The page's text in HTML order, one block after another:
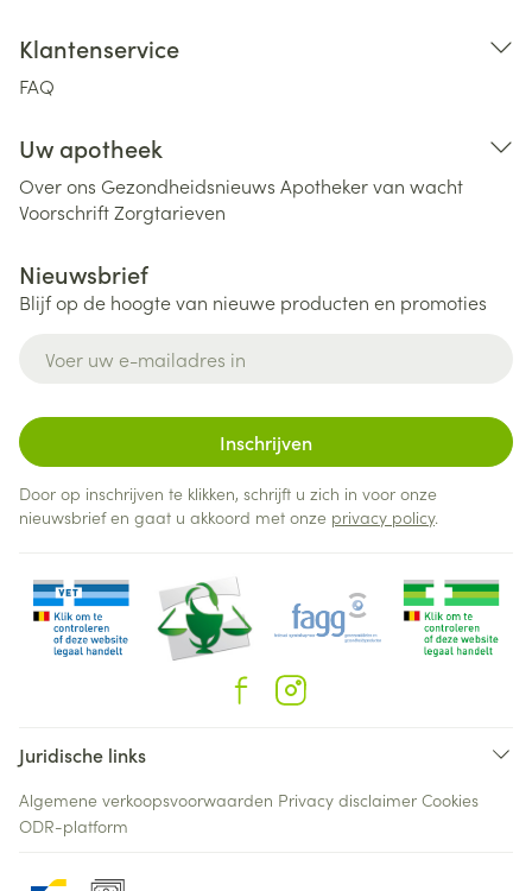
Klantenservice
FAQ
Uw apotheek
Over ons Gezondheidsnieuws Apotheker van wacht
VoorschriftZorgtarieven
Nieuwsbrief
Blijf op de hoogte van nieuwe producten en promoties
Inschrijven
Door op inschrijven te klikken, schrijft u zich in voor onze
nieuwsbrief en gaat u akkoord met onze privacy policy.
Juridische links
Algemene verkoopsvoorwaarden Privacy disclaimer Cookies
ODR-platform